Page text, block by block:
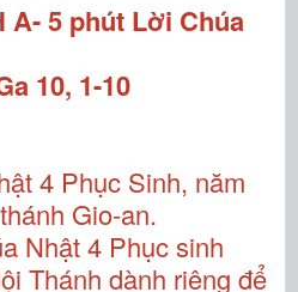
A- 5 phút Lời Chúa
10, 1-10
4 Phục Sinh, năm
Gio-an.
Nhật 4 Phục sinh
Thánh dành riêng để